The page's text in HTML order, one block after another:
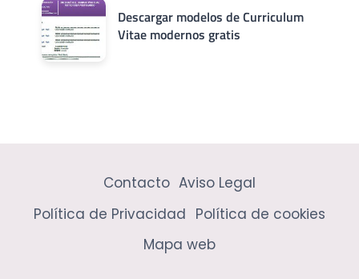
Descargar modelos de Curriculum
Vitae modernos gratis
Contacto Aviso Legal
Política de Privacidad Política de cookies
Mapa web